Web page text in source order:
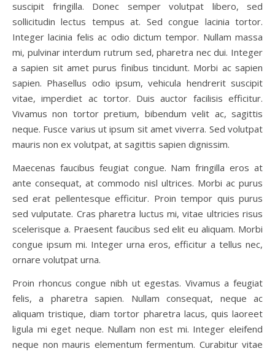
suscipit fringilla. Donec semper volutpat libero, sed
sollicitudin lectus tempus at. Sed congue lacinia tortor.
Integer lacinia felis ac odio dictum tempor. Nullam massa
mi, pulvinar interdum rutrum sed, pharetra nec dui. Integer
a sapien sit amet purus finibus tincidunt. Morbi ac sapien
sapien. Phasellus odio ipsum, vehicula hendrerit suscipit
vitae, imperdiet ac tortor. Duis auctor facilisis efficitur.
Vivamus non tortor pretium, bibendum velit ac, sagittis
neque. Fusce varius ut ipsum sit amet viverra. Sed volutpat
mauris non ex volutpat, at sagittis sapien dignissim.
Maecenas faucibus feugiat congue. Nam fringilla eros at
ante consequat, at commodo nisl ultrices. Morbi ac purus
sed erat pellentesque efficitur. Proin tempor quis purus
sed vulputate. Cras pharetra luctus mi, vitae ultricies risus
scelerisque a. Praesent faucibus sed elit eu aliquam. Morbi
congue ipsum mi. Integer urna eros, efficitur a tellus nec,
ornare volutpat urna.
Proin rhoncus congue nibh ut egestas. Vivamus a feugiat
felis, a pharetra sapien. Nullam consequat, neque ac
aliquam tristique, diam tortor pharetra lacus, quis laoreet
ligula mi eget neque. Nullam non est mi. Integer eleifend
neque non mauris elementum fermentum. Curabitur vitae